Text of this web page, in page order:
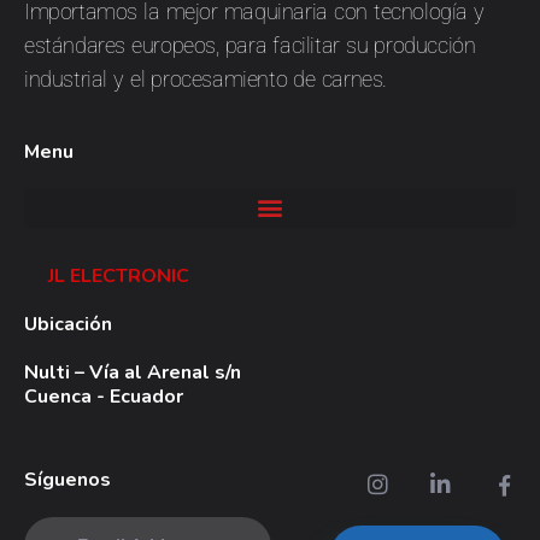
Importamos la mejor maquinaria con tecnología y
estándares europeos, para facilitar su producción
industrial y el procesamiento de carnes.
Menu
JL ELECTRONIC
Ubicación
Nulti – Vía al Arenal s/n
Cuenca - Ecuador
Síguenos